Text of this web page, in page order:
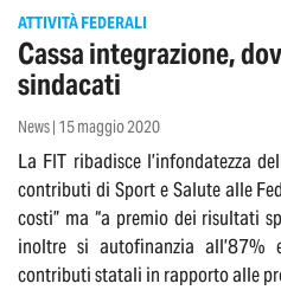
ATTIVITÀ FEDERALI
Cassa integrazione,
sindacati
News | 15 maggio 2020
La FIT ribadisce l’infondatezza
contributi di Sport e Salute alle
costi” ma “a premio dei risultati
inoltre si autofinanzia all’87%
contributi statali in rapporto alle